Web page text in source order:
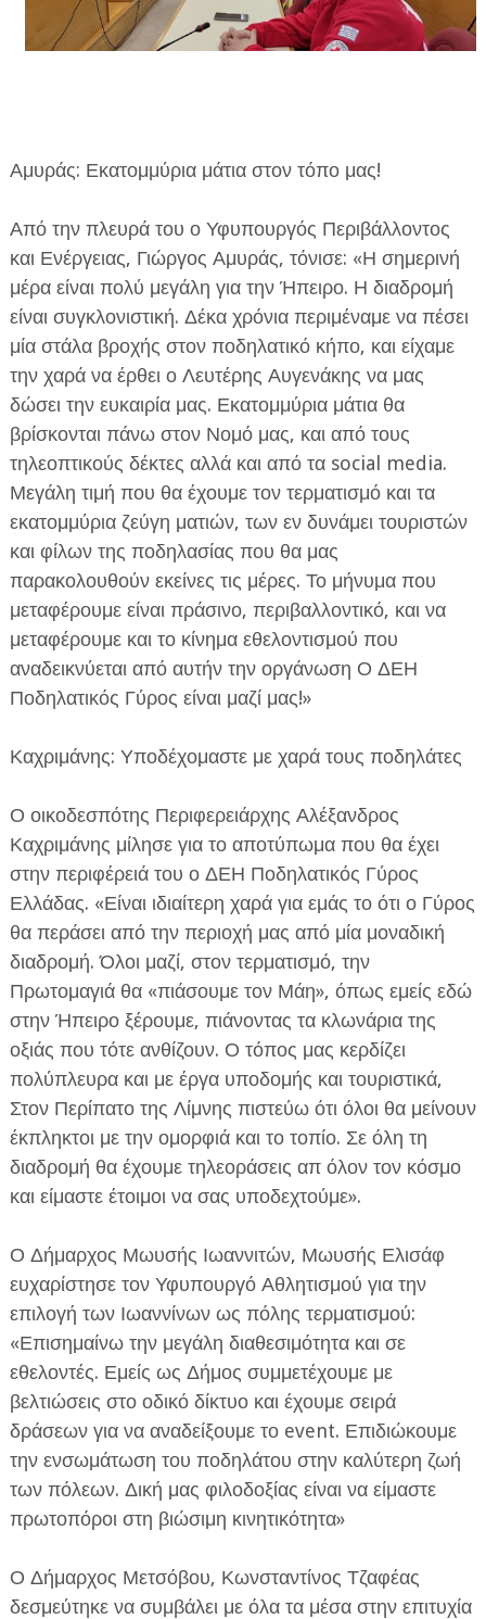
Αμυράς: Εκατομμύρια μάτια στον τόπο μας!
Από την πλευρά του ο Υφυπουργός Περιβάλλοντος
και Ενέργειας, Γιώργος Αμυράς, τόνισε: «Η σημερινή
μέρα είναι πολύ μεγάλη για την Ήπειρο. Η διαδρομή
είναι συγκλονιστική. Δέκα χρόνια περιμέναμε να πέσει
μία στάλα βροχής στον ποδηλατικό κήπο, και είχαμε
την χαρά να έρθει ο Λευτέρης Αυγενάκης να μας
δώσει την ευκαιρία μας. Εκατομμύρια μάτια θα
βρίσκονται πάνω στον Νομό μας, και από τους
τηλεοπτικούς δέκτες αλλά και από τα social media.
Μεγάλη τιμή που θα έχουμε τον τερματισμό και τα
εκατομμύρια ζεύγη ματιών, των εν δυνάμει τουριστών
και φίλων της ποδηλασίας που θα μας
παρακολουθούν εκείνες τις μέρες. Το μήνυμα που
μεταφέρουμε είναι πράσινο, περιβαλλοντικό, και να
μεταφέρουμε και το κίνημα εθελοντισμού που
αναδεικνύεται από αυτήν την οργάνωση Ο ΔΕΗ
Ποδηλατικός Γύρος είναι μαζί μας!»
Καχριμάνης: Υποδέχομαστε με χαρά τους ποδηλάτες
Ο οικοδεσπότης Περιφερειάρχης Αλέξανδρος
Καχριμάνης μίλησε για το αποτύπωμα που θα έχει
στην περιφέρειά του ο ΔΕΗ Ποδηλατικός Γύρος
Ελλάδας. «Είναι ιδιαίτερη χαρά για εμάς το ότι ο Γύρος
θα περάσει από την περιοχή μας από μία μοναδική
διαδρομή. Όλοι μαζί, στον τερματισμό, την
Πρωτομαγιά θα «πιάσουμε τον Μάη», όπως εμείς εδώ
στην Ήπειρο ξέρουμε, πιάνοντας τα κλωνάρια της
οξιάς που τότε ανθίζουν. Ο τόπος μας κερδίζει
πολύπλευρα και με έργα υποδομής και τουριστικά,
Στον Περίπατο της Λίμνης πιστεύω ότι όλοι θα μείνουν
έκπληκτοι με την ομορφιά και το τοπίο. Σε όλη τη
διαδρομή θα έχουμε τηλεοράσεις απ όλον τον κόσμο
και είμαστε έτοιμοι να σας υποδεχτούμε».
Ο Δήμαρχος Μωυσής Ιωαννιτών, Μωυσής Ελισάφ
ευχαρίστησε τον Υφυπουργό Αθλητισμού για την
επιλογή των Ιωαννίνων ως πόλης τερματισμού:
«Επισημαίνω την μεγάλη διαθεσιμότητα και σε
εθελοντές. Εμείς ως Δήμος συμμετέχουμε με
βελτιώσεις στο οδικό δίκτυο και έχουμε σειρά
δράσεων για να αναδείξουμε το event. Επιδιώκουμε
την ενσωμάτωση του ποδηλάτου στην καλύτερη ζωή
των πόλεων. Δική μας φιλοδοξίας είναι να είμαστε
πρωτοπόροι στη βιώσιμη κινητικότητα»
Ο Δήμαρχος Μετσόβου, Κωνσταντίνος Τζαφέας
δεσμεύτηκε να συμβάλει με όλα τα μέσα στην επιτυχία